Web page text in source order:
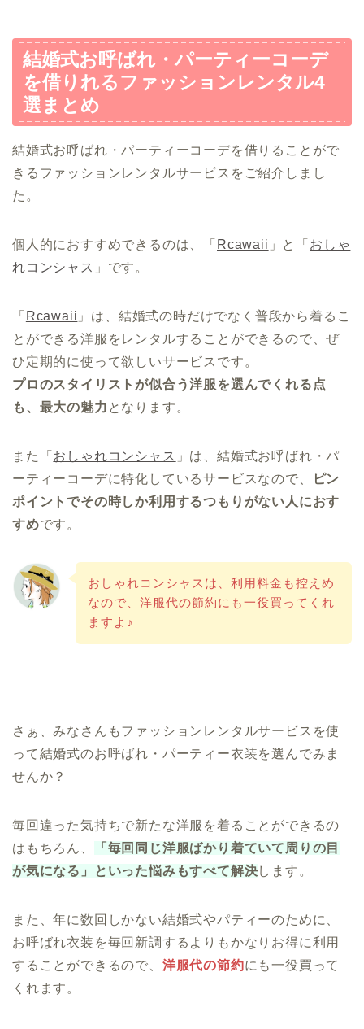
結婚式お呼ばれ・パーティーコーデ
を借りれるファッションレンタル4
選まとめ
結婚式お呼ばれ・パーティーコーデを借りることがで
きるファッションレンタルサービスをご紹介しまし
た。
個人的におすすめできるのは、「 Rcawaii 」と「 おしゃ
れコンシャス 」です。
「 Rcawaii 」は、結婚式の時だけでなく普段から着るこ
とができる洋服をレンタルすることができるので、ぜ
ひ定期的に使って欲しいサービスです。
プロのスタイリストが似合う洋服を選んでくれる点
も、最大の魅力 となります。
また「 おしゃれコンシャス 」は、結婚式お呼ばれ・パ
ーティーコーデに特化しているサービスなので、
ピン
ポイントでその時しか利用するつもりがない人におす
すめです。
おしゃれコンシャスは、利用料金も控えめ
なので、洋服代の節約にも一役買ってくれ
ますよ♪
さぁ、みなさんもファッションレンタルサービスを使
って結婚式のお呼ばれ・パーティー衣装を選んでみま
せんか？
毎回違った気持ちで新たな洋服を着ることができるの
はもちろん、
「毎回同じ洋服ばかり着ていて周りの目
が気になる」といった悩みもすべて解決します。
また、年に数回しかない結婚式やパティーのために、
お呼ばれ衣装を毎回新調するよりもかなりお得に利用
することができるので、 洋服代の節約にも一役買って
くれます。